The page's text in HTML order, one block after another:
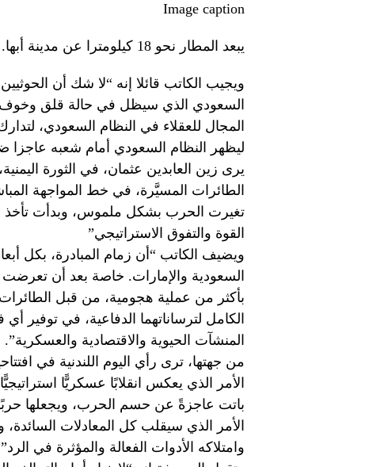
Image caption
يبعد المطار نحو 18 كيلومترا عن مدينة أبها.
ويجيب الكاتب قائلا إنه “لا شك أن
السعودي الذي سيظل في حالة قلق
المجال للعقلاء في النظام السعودي،
ليظهر النظام السعودي أمام شعبه عاجزا
يرى زين العابدين عثمان، في الثورة
الطائرات المسيَّرة، في خط المواجهة
تغيرت الحرب بشكل ملموس، وبدأت تأخذ
القوة والتفوق الاستراتيجي”
ويضيف الكاتب “أن زمام المبادرة، بكل
السعودية والإمارات. خاصة بعد أن
بأكثر من عملية هجومية، من قبل
الكامل لترساناتهما الدفاعية، في توفير
المنشآت الحيوية والاقتصادية والعسكرية”.
من جهتها، ترى رأي اليوم اللندنية في
الأمر الذي يعكس انقلابًا عسكريًّا
باتت عاجزةً ‏عن حسم الحرب، ويجعلها
الأمر الذي سيقلب كل المعادلات
وامتلاكه الأدوات الفعالة والمؤثرة في